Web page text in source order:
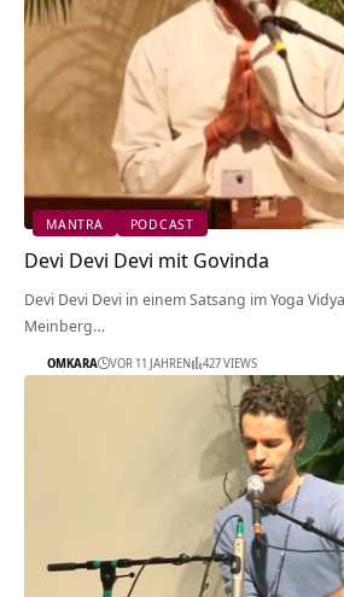
MANTRA PODCAST
Devi Devi Devi mit Govinda
Devi Devi Devi in einem Satsang im Yoga
Meinberg…
OMKARA VOR 11 JAHREN 427 VIEWS